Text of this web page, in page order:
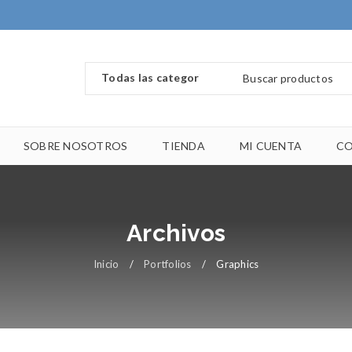
SOBRE NOSOTROS TIENDA MI CUENTA
Archivos
Inicio / Portfolios / Graphics